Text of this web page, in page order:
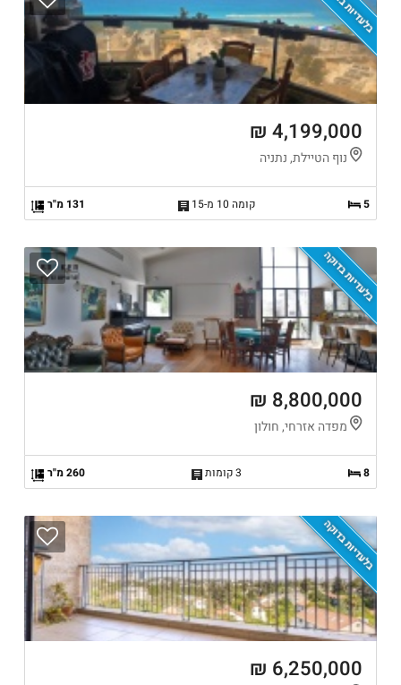
4,199,000 ₪
נוף הטיילת, נתניה
5 קומה 10 מ-15 131 מ"ר
בלעדיות בדוקה
8,800,000 ₪
מפדה אזרחי, חולון
8 3 קומות 260 מ"ר
בלעדיות בדוקה
6,250,000 ₪